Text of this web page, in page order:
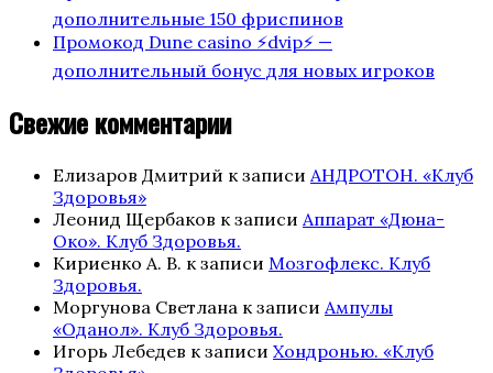
дополнительные 150 фриспинов
Промокод Dune casino ⚡️dvip⚡️ —
дополнительный бонус для новых игроков
Свежие комментарии
Елизаров Дмитрий к записи АНДРОТОН. «Клуб
Здоровья»
Леонид Щербаков к записи Аппарат «Дюна-
Око». Клуб Здоровья.
Кириенко А. В. к записи Мозгофлекс. Клуб
Здоровья.
Моргунова Светлана к записи Ампулы
«Оданол». Клуб Здоровья.
Игорь Лебедев к записи Хондронью. «Клуб